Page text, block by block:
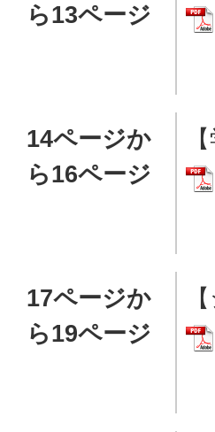
ら13ページ
14ページか
ら16ページ
17ページか
ら19ページ